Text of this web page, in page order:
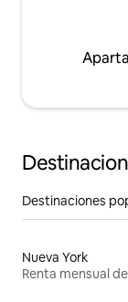
Destinaciones
Nueva York